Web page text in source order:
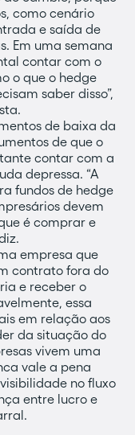
como cenário
e saída de
Em uma semana
contar com o
o que o hedge
saber disso”,
de baixa da
de que o
contar com a
depressa. “A
fundos de hedge
devem
é comprar e
empresa que
contrato fora do
e receber o
essa
em relação aos
da situação do
vivem uma
vale a pena
no fluxo
entre lucro e